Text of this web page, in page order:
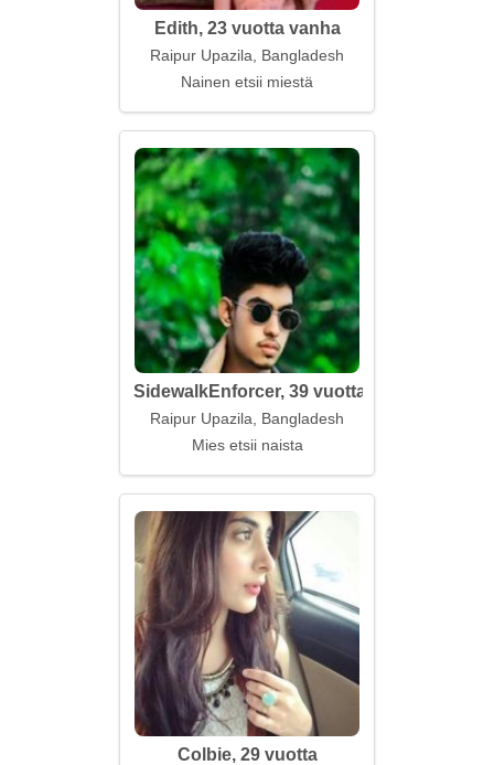
Edith, 23 vuotta vanha
Raipur Upazila, Bangladesh
Nainen etsii miestä
SidewalkEnforcer, 39 vuotta
Raipur Upazila, Bangladesh
Mies etsii naista
Colbie, 29 vuotta